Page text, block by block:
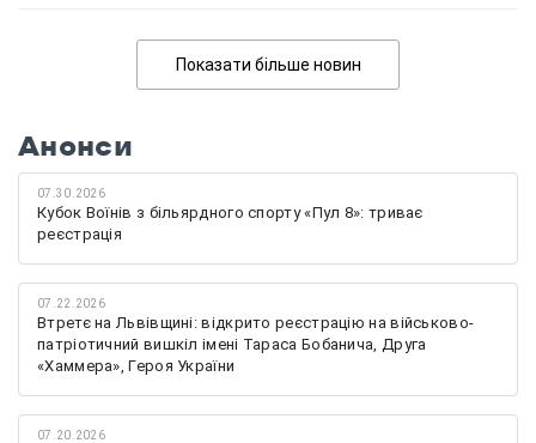
Показати більше новин
Анонси
07.30.2026
Кубок Воїнів з більярдного спорту «Пул 8»: триває
реєстрація
07.22.2026
Втретє на Львівщині: відкрито реєстрацію на військово-
патріотичний вишкіл імені Тараса Бобанича, Друга
«Хаммера», Героя України
07.20.2026